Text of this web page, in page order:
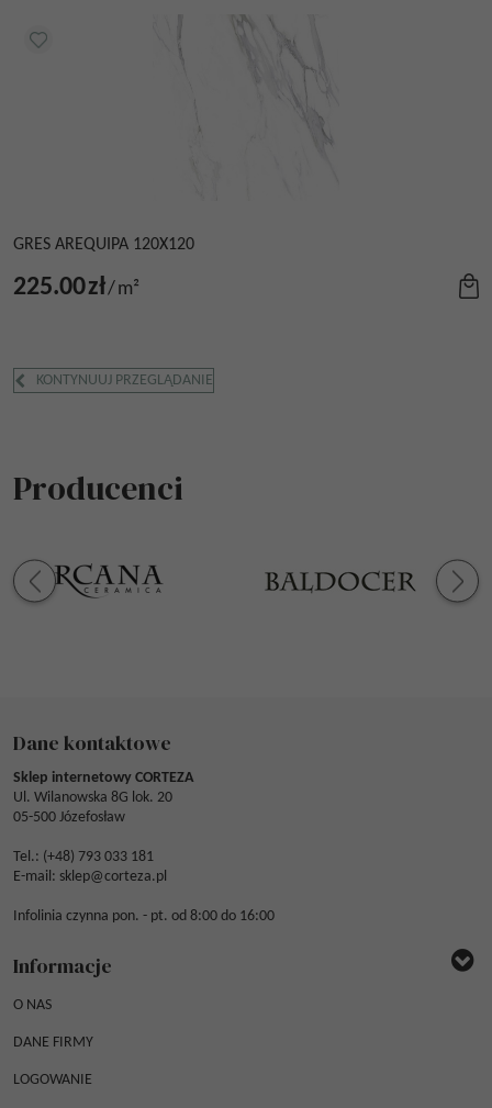
GRES AREQUIPA 120X120
225.00zł/m²
KONTYNUUJ PRZEGLĄDANIE
Producenci
Dane kontaktowe
Sklep internetowy CORTEZA
Ul. Wilanowska 8G lok. 20
05-500 Józefosław
Tel.: (+48) 793 033 181
E-mail: sklep@corteza.pl
Infolinia czynna pon. - pt. od 8:00 do 16:00
Informacje
O NAS
DANE FIRMY
LOGOWANIE